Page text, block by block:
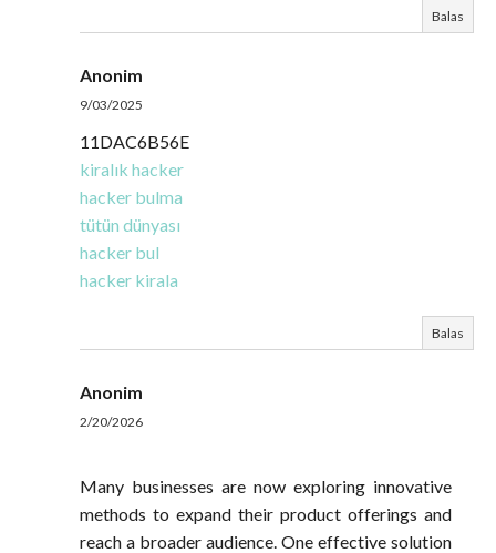
Balas
Anonim
9/03/2025
11DAC6B56E
kiralık hacker
hacker bulma
tütün dünyası
hacker bul
hacker kirala
Balas
Anonim
2/20/2026
Many businesses are now exploring innovative
methods to expand their product offerings and
reach a broader audience. One effective solution